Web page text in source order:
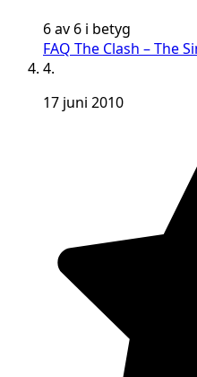
6 av 6 i betyg
FAQ The Clash – The
4.
17 juni 2010